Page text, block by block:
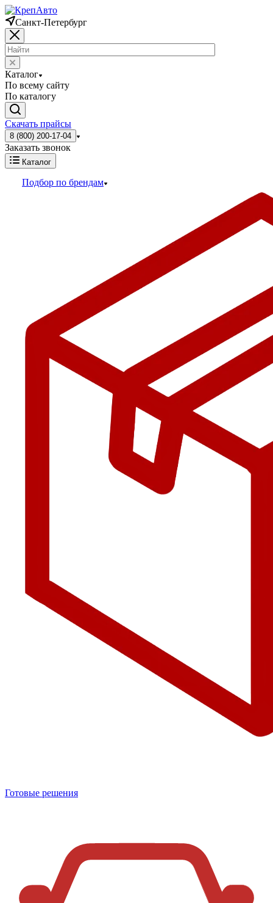
Санкт-Петербург
Каталог
По всему сайту
По каталогу
Скачать прайсы
8 (800) 200-17-04
Заказать звонок
Каталог
Подбор по брендам
Готовые решения